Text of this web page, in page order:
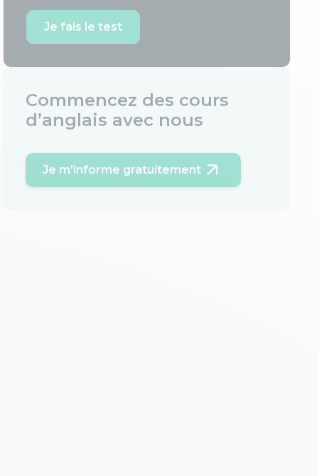
Je fais le test
Commencez des cours
d’anglais avec nous
Je m'informe gratuitement